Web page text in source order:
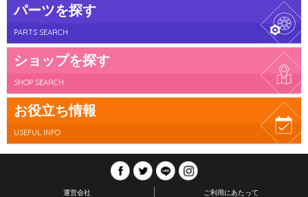
パーツを探す
PARTS SEARCH
ショップを探す
SHOP SEARCH
お役立ち情報
USEFUL INFO
運営会社 ご利用にあたって